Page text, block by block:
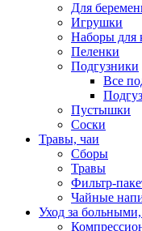
Для
Игрушки
Наборы для
Пеленки
Подгузники
Все
Пустышки
Соски
Травы, чаи
Сборы
Травы
Фильтр-
Чайные
Уход за